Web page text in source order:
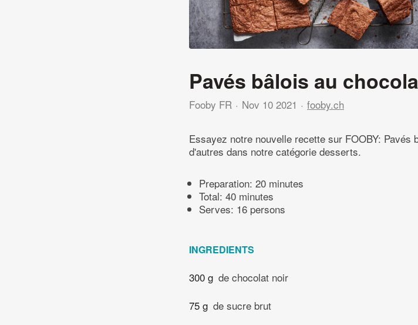
Pavés bâlois au
Fooby FR Nov 10 2021 fooby.ch
Essayez notre nouvelle recette sur FOOBY:
d'autres dans notre catégorie desserts.
Preparation: 20 minutes
Total: 40 minutes
Serves: 16 persons
INGREDIENTS
300 g de chocolat noir
75 g de sucre brut